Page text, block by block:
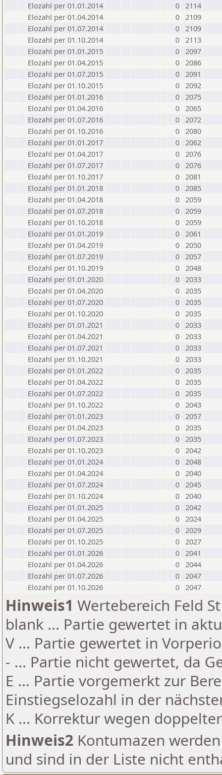
Elozahl per 01.01.2014
0 2114
Elozahl per 01.04.2014
0 2109
Elozahl per 01.07.2014
0 2109
Elozahl per 01.10.2014
0 2113
Elozahl per 01.01.2015
0 2097
Elozahl per 01.04.2015
0 2086
Elozahl per 01.07.2015
0 2091
Elozahl per 01.10.2015
0 2092
Elozahl per 01.01.2016
0 2075
Elozahl per 01.04.2016
0 2065
Elozahl per 01.07.2016
0 2072
Elozahl per 01.10.2016
0 2080
Elozahl per 01.01.2017
0 2062
Elozahl per 01.04.2017
0 2076
Elozahl per 01.07.2017
0 2076
Elozahl per 01.10.2017
0 2081
Elozahl per 01.01.2018
0 2085
Elozahl per 01.04.2018
0 2059
Elozahl per 01.07.2018
0 2059
Elozahl per 01.10.2018
0 2059
Elozahl per 01.01.2019
0 2061
Elozahl per 01.04.2019
0 2050
Elozahl per 01.07.2019
0 2057
Elozahl per 01.10.2019
0 2048
Elozahl per 01.01.2020
0 2033
Elozahl per 01.04.2020
0 2035
Elozahl per 01.07.2020
0 2035
Elozahl per 01.10.2020
0 2035
Elozahl per 01.01.2021
0 2033
Elozahl per 01.04.2021
0 2033
Elozahl per 01.07.2021
0 2033
Elozahl per 01.10.2021
0 2033
Elozahl per 01.01.2022
0 2035
Elozahl per 01.04.2022
0 2035
Elozahl per 01.07.2022
0 2035
Elozahl per 01.10.2022
0 2043
Elozahl per 01.01.2023
0 2057
Elozahl per 01.04.2023
0 2035
Elozahl per 01.07.2023
0 2035
Elozahl per 01.10.2023
0 2042
Elozahl per 01.01.2024
0 2048
Elozahl per 01.04.2024
0 2040
Elozahl per 01.07.2024
0 2045
Elozahl per 01.10.2024
0 2040
Elozahl per 01.01.2025
0 2042
Elozahl per 01.04.2025
0 2024
Elozahl per 01.07.2025
0 2029
Elozahl per 01.10.2025
0 2027
Elozahl per 01.01.2026
0 2041
Elozahl per 01.04.2026
0 2044
Elozahl per 01.07.2026
0 2047
Elozahl per 01.10.2026
0 2047
Hinweis1 Wertebereich Feld
blank ... Partie gewertet in
V ... Partie gewertet in
- ... Partie nicht gewertet, da
E ... Partie vorgemerkt zur
Einstiegselozahl in der
K ... Korrektur wegen
Hinweis2 Kontumazen
und sind in der Liste nicht